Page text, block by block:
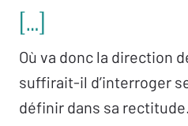
[…]
Où va donc la direction
suffirait-il d’interroger
définir dans sa